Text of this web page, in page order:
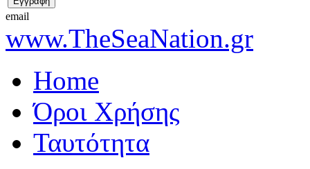
email
www.TheSeaNation.gr
Home
Όροι Χρήσης
Ταυτότητα